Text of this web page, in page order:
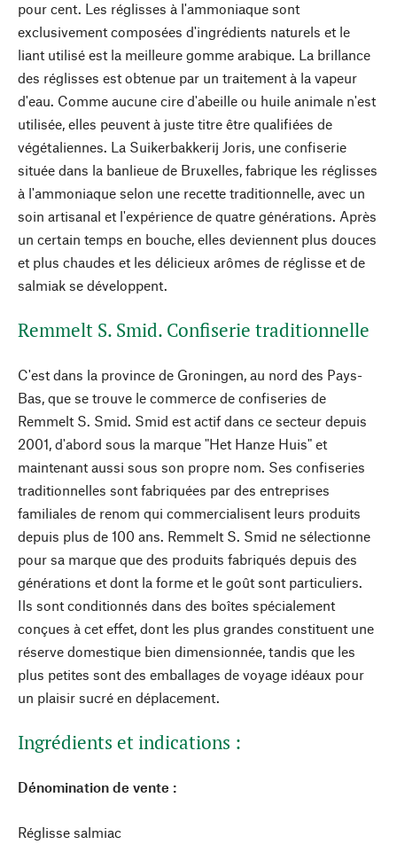
pour cent. Les réglisses à l'ammoniaque sont
exclusivement composées d'ingrédients naturels et le
liant utilisé est la meilleure gomme arabique. La brillance
des réglisses est obtenue par un traitement à la vapeur
d'eau. Comme aucune cire d'abeille ou huile animale n'est
utilisée, elles peuvent à juste titre être qualifiées de
végétaliennes. La Suikerbakkerij Joris, une confiserie
située dans la banlieue de Bruxelles, fabrique les réglisses
à l'ammoniaque selon une recette traditionnelle, avec un
soin artisanal et l'expérience de quatre générations. Après
un certain temps en bouche, elles deviennent plus douces
et plus chaudes et les délicieux arômes de réglisse et de
salmiak se développent.
Remmelt S. Smid. Confiserie traditionnelle
C'est dans la province de Groningen, au nord des Pays-
Bas, que se trouve le commerce de confiseries de
Remmelt S. Smid. Smid est actif dans ce secteur depuis
2001, d'abord sous la marque "Het Hanze Huis" et
maintenant aussi sous son propre nom. Ses confiseries
traditionnelles sont fabriquées par des entreprises
familiales de renom qui commercialisent leurs produits
depuis plus de 100 ans. Remmelt S. Smid ne sélectionne
pour sa marque que des produits fabriqués depuis des
générations et dont la forme et le goût sont particuliers.
Ils sont conditionnés dans des boîtes spécialement
conçues à cet effet, dont les plus grandes constituent une
réserve domestique bien dimensionnée, tandis que les
plus petites sont des emballages de voyage idéaux pour
un plaisir sucré en déplacement.
Ingrédients et indications :
Dénomination de vente :
Réglisse salmiac